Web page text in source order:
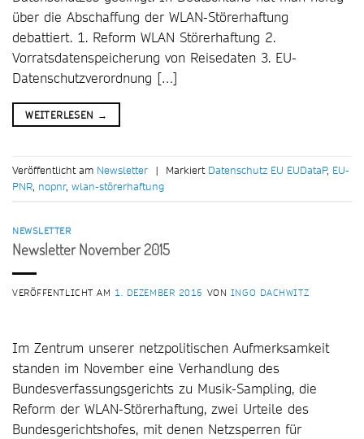
über die Abschaffung der WLAN-Störerhaftung
debattiert. 1. Reform WLAN Störerhaftung 2.
Vorratsdatenspeicherung von Reisedaten 3. EU-
Datenschutzverordnung […]
WEITERLESEN →
Veröffentlicht am Newsletter | Markiert Datenschutz EU EUDataP, EU-
PNR, nopnr, wlan-störerhaftung
NEWSLETTER
Newsletter November 2015
VERÖFFENTLICHT AM 1. DEZEMBER 2015 VON INGO DACHWITZ
Im Zentrum unserer netzpolitischen Aufmerksamkeit
standen im November eine Verhandlung des
Bundesverfassungsgerichts zu Musik-Sampling, die
Reform der WLAN-Störerhaftung, zwei Urteile des
Bundesgerichtshofes, mit denen Netzsperren für